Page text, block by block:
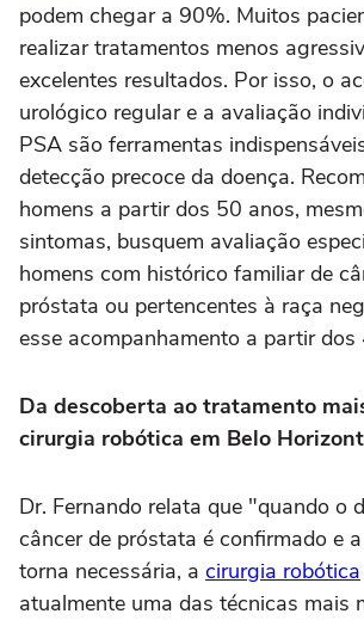
podem chegar a 90%. Muitos
realizar tratamentos menos
excelentes resultados. Por isso, o
urológico regular e a avaliação
PSA são ferramentas
detecção precoce da doença.
homens a partir dos 50 anos,
sintomas, busquem avaliação
homens com histórico familiar de
próstata ou pertencentes à raça
esse acompanhamento a partir dos
Da descoberta ao tratamento
cirurgia robótica em Belo
Dr. Fernando relata que "quando o
câncer de próstata é confirmado e
torna necessária, a cirurgia robótica
atualmente uma das técnicas mais